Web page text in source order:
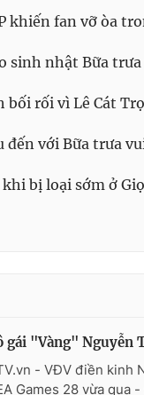
khiến fan vỡ òa
sinh nhật Bữa trưa
rối vì Lê Cát
đến với Bữa trưa
bị loại sớm ở
gái "Vàng" Nguyễn
- VĐV điền kinh
Games 28 vừa qua